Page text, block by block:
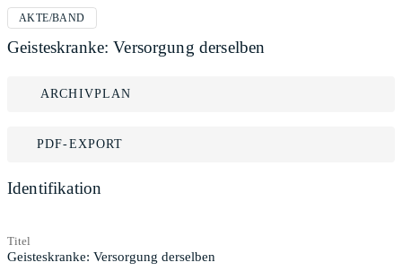
AKTE/BAND
Geisteskranke: Versorgung derselben
ARCHIVPLAN
PDF-EXPORT
Identifikation
Titel
Geisteskranke: Versorgung derselben